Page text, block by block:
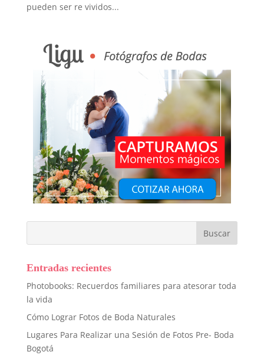
pueden ser re vividos...
Entradas recientes
Photobooks: Recuerdos familiares para atesorar toda
la vida
Cómo Lograr Fotos de Boda Naturales
Lugares Para Realizar una Sesión de Fotos Pre- Boda
Bogotá